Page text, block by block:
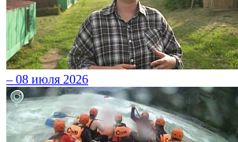
– 08 июля 2026